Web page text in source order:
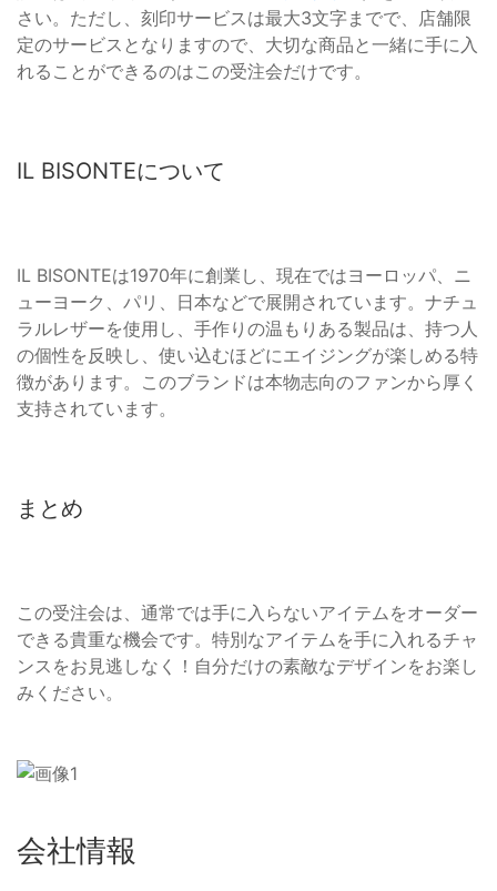
さい。ただし、刻印サービスは最大3文字までで、店舗限
定のサービスとなりますので、大切な商品と一緒に手に入
れることができるのはこの受注会だけです。
IL BISONTEについて
IL BISONTEは1970年に創業し、現在ではヨーロッパ、ニ
ューヨーク、パリ、日本などで展開されています。ナチュ
ラルレザーを使用し、手作りの温もりある製品は、持つ人
の個性を反映し、使い込むほどにエイジングが楽しめる特
徴があります。このブランドは本物志向のファンから厚く
支持されています。
まとめ
この受注会は、通常では手に入らないアイテムをオーダー
できる貴重な機会です。特別なアイテムを手に入れるチャ
ンスをお見逃しなく！自分だけの素敵なデザインをお楽し
みください。
会社情報